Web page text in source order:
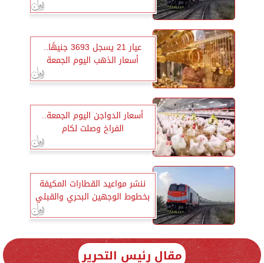
عيار 21 يسجل 3693 جنيهًا..
أسعار الذهب اليوم الجمعة
أسعار الدواجن اليوم الجمعة..
الفراخ وصلت لكام
ننشر مواعيد القطارات المكيفة
بخطوط الوجهين البحري والقبلي
مقال رئيس التحرير